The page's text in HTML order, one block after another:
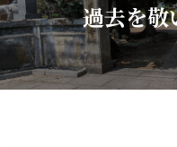
過去を敬